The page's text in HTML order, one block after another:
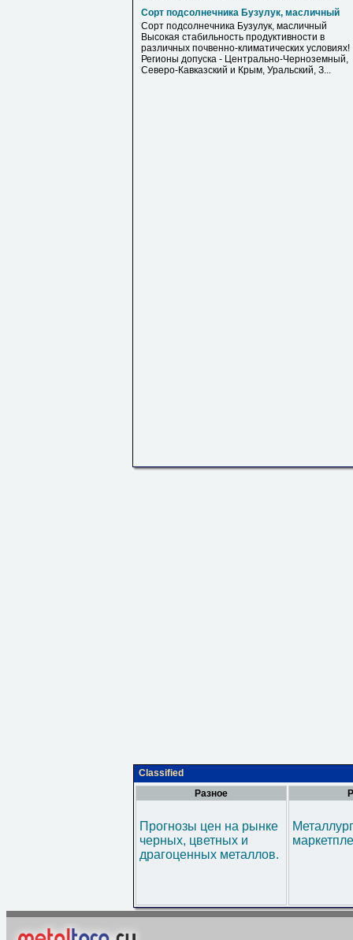
Сорт подсолнечника Бузулук, масличный
Сорт подсолнечника Бузулук, масличный
Высокая стабильность продуктивности в
различных почвенно-климатических условиях!
Регионы допуска - Центрально-Черноземный,
Северо-Кавказский и Крым, Уральский, З...
Classified
Разное
Прогнозы цен на рынке
черных, цветных и
драгоценных металлов.